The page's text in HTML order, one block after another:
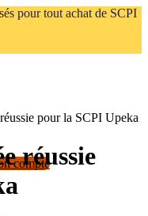
pour tout achat de SCPI
compte
pour la SCPI Upeka
réussie